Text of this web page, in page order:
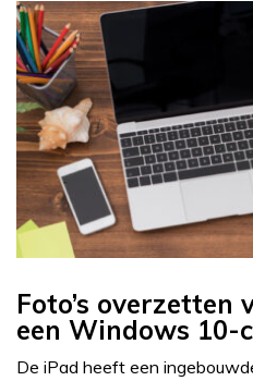
Foto’s overzetten
een Windows 10-
De iPad heeft een